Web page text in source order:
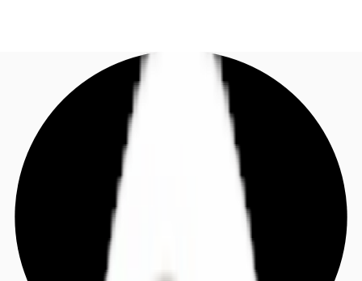
Tendenze & Ricerca
Coworking & Flex
Perchè JLL?
Sostenibilità
Chiama ora